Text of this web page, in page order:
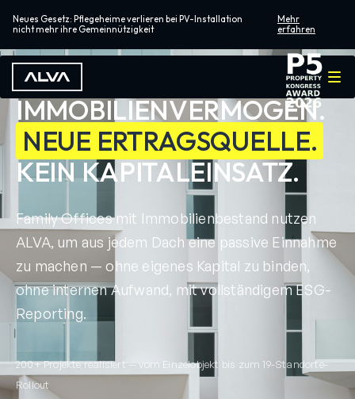
Neues Gesetz: Pflegeheime verlieren bei PV-Installation
nicht mehr ihre Gemeinnützigkeit
Mehr
erfahren
IHR
IMMOBILIENVERMÖGEN.
NEUE ERTRAGSQUELLE.
KEIN KAPITALEINSATZ.
Family Offices mit Immobilienbestand nutzen
ALVA, um aus jedem Dach eine passive Einnahme
zu machen — ohne eigenes Kapital zu binden,
ohne internen Aufwand, mit vollständigem ESG-
Reporting.
200+ Projekte realisiert — vom Einzelobjekt bis zum 19-Standorte-
Rollout